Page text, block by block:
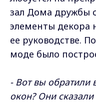
зал Дома дружбы
элементы декора
ее руководстве.
моде было
- Вот вы обратили
окон? Они